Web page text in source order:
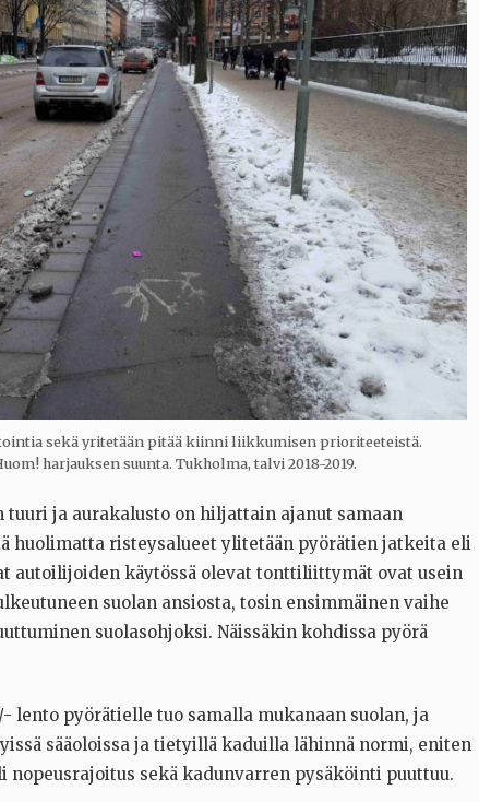
sekä yritetään pitää kiinni liikkumisen prioriteeteistä.
harjauksen suunta. Tukholma, talvi 2018-2019.
tuuri ja aurakalusto on hiljattain ajanut samaan
huolimatta risteysalueet ylitetään pyörätien jatkeita eli
autoilijoiden käytössä olevat tonttiliittymät ovat usein
suolan ansiosta, tosin ensimmäinen vaihe
suolasohjoksi. Näissäkin kohdissa pyörä
lento pyörätielle tuo samalla mukanaan suolan, ja
sääoloissa ja tietyillä kaduilla lähinnä normi, eniten
nopeusrajoitus sekä kadunvarren pysäköinti puuttuu.